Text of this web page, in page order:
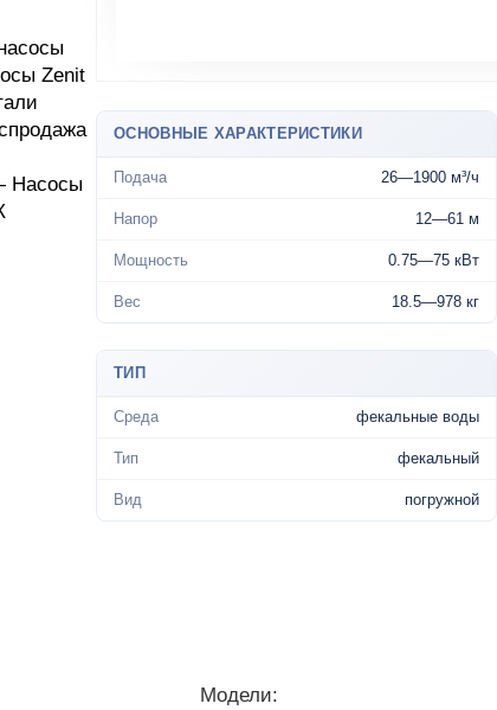
ОСНОВНЫЕ ХАРАКТЕРИСТИКИ
Подача 26—1900 м³/ч
Напор 12—61 м
Мощность 0.75—75 кВт
Вес 18.5—978 кг
ТИП
Среда фекальные воды
Тип фекальный
Вид погружной
Модели: